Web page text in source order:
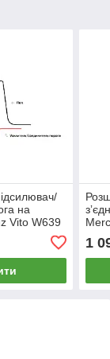
на
Vito W639
1